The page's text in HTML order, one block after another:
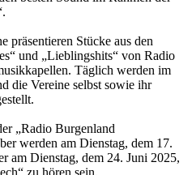
präsentieren Stücke aus den
und „Lieblingshits“ von Radio
Täglich werden im
die Vereine selbst sowie ihr
„Radio Burgenland
werden am Dienstag, dem 17.
am Dienstag, dem 24. Juni 2025,
zu hören sein.